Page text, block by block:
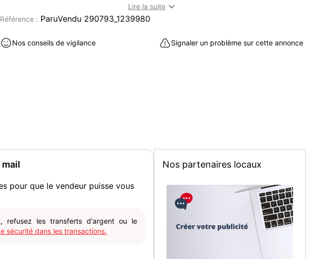
ELLES SONT LEGEREMENT COMPENSEES.
Lire la suite 
Référence : ParuVendu 290793_1239980
Nos conseils de vigilance Signaler un problème sur cette annonce
pour que le vendeur puisse vous
refusez les transferts d'argent ou le
sécurité dans les transactions.
Nos partenaires locaux